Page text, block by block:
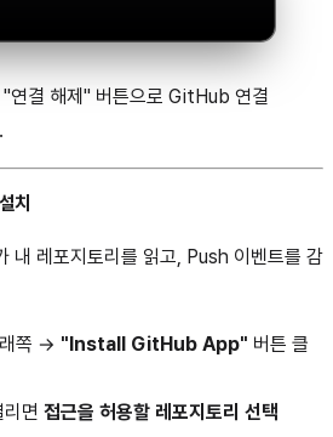
"연결 해제" 버튼으로 GitHub 연결
치
내 레포지토리를 읽고, Push 이벤트를 감
쪽 → "Install GitHub App" 버튼 클
면 접근을 허용할 레포지토리 선택